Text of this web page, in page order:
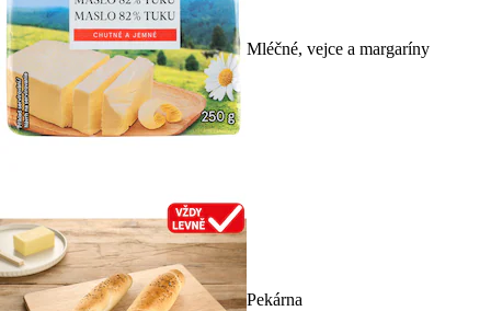
Mléčné, vejce a margaríny
Pekárna